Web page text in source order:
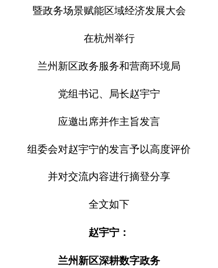
暨政务场景赋能区域经济发展大会
在杭州举行
兰州新区政务服务和营商环境局
党组书记、局长赵宇宁
应邀出席并作主旨发言
组委会对赵宇宁的发言予以高度评价
并对交流内容进行摘登分享
全文如下
赵宇宁：
兰州新区深耕数字政务